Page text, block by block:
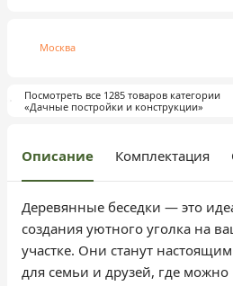
Москва
Посмотреть все 1285 товаров категории
«Дачные постройки и конструкции»
Описание Комплектация
Деревянные беседки — это
создания уютного уголка на
участке. Они станут
для семьи и друзей, где можно